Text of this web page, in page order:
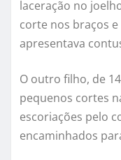
laceração no
corte nos braços e
apresentava
O outro filho, de
pequenos cortes
escoriações pelo
encaminhados